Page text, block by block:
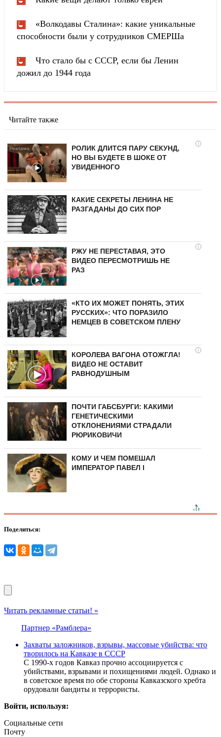
«Волкодавы Сталина»: какие уникальные
способности были у сотрудников СМЕРШа
Что стало бы с СССР, если бы Ленин
дожил до 1944 года
Читайте также
i
РОЛИК ДЛИТСЯ ПАРУ СЕКУНД,
НО ВЫ БУДЕТЕ В ШОКЕ ОТ
УВИДЕННОГО
КАКИЕ СЕКРЕТЫ ЛЕНИНА НЕ
РАЗГАДАНЫ ДО СИХ ПОР
i
РЖУ НЕ ПЕРЕСТАВАЯ, ЭТО
ВИДЕО ПЕРЕСМОТРИШЬ НЕ
РАЗ
«КТО ИХ МОЖЕТ ПОНЯТЬ, ЭТИХ
РУССКИХ»: ЧТО ПОРАЗИЛО
НЕМЦЕВ В СОВЕТСКОМ ПЛЕНУ
i
КОРОЛЕВА ВАГОНА ОТОЖГЛА!
ВИДЕО НЕ ОСТАВИТ
РАВНОДУШНЫМ
ПОЧТИ ГАБСБУРГИ: КАКИМИ
ГЕНЕТИЧЕСКИМИ
ОТКЛОНЕНИЯМИ СТРАДАЛИ
РЮРИКОВИЧИ
КОМУ И ЧЕМ ПОМЕШАЛ
ИМПЕРАТОР ПАВЕЛ I
Поделиться:
Читать рекламные статьи! »
Партнер «Рамблера»
Захваты заложников, взрывы, массовые убийства: что
творилось на Кавказе в СССР
С 1990-х годов Кавказ прочно ассоциируется с
убийствами, взрывами и похищениями людей. Однако и
в советское время по обе стороны Кавказского хребта
орудовали бандиты и террористы.
Войти, используя:
Социальные сети
Почту